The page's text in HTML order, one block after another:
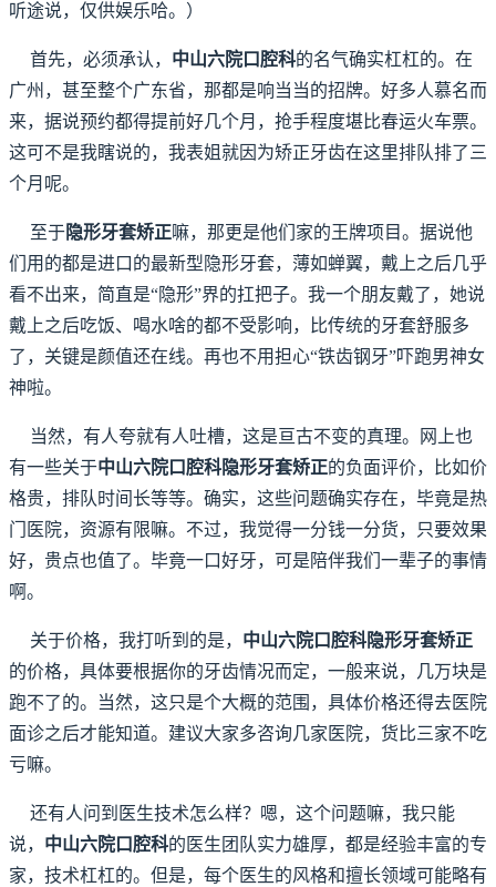
听途说，仅供娱乐哈。）
首先，必须承认， 中山六院口腔科的名气确实杠杠的。在
广州，甚至整个广东省，那都是响当当的招牌。好多人慕名而
来，据说预约都得提前好几个月，抢手程度堪比春运火车票。
这可不是我瞎说的，我表姐就因为矫正牙齿在这里排队排了三
个月呢。
至于隐形牙套矫正嘛，那更是他们家的王牌项目。据说他
们用的都是进口的最新型隐形牙套，薄如蝉翼，戴上之后几乎
看不出来，简直是“隐形”界的扛把子。我一个朋友戴了，她说
戴上之后吃饭、喝水啥的都不受影响，比传统的牙套舒服多
了，关键是颜值还在线。再也不用担心“铁齿钢牙”吓跑男神女
神啦。
当然，有人夸就有人吐槽，这是亘古不变的真理。网上也
有一些关于中山六院口腔科隐形牙套矫正的负面评价，比如价
格贵，排队时间长等等。确实，这些问题确实存在，毕竟是热
门医院，资源有限嘛。不过，我觉得一分钱一分货，只要效果
好，贵点也值了。毕竟一口好牙，可是陪伴我们一辈子的事情
啊。
关于价格，我打听到的是， 中山六院口腔科隐形牙套矫正
的价格，具体要根据你的牙齿情况而定，一般来说，几万块是
跑不了的。当然，这只是个大概的范围，具体价格还得去医院
面诊之后才能知道。建议大家多咨询几家医院，货比三家不吃
亏嘛。
还有人问到医生技术怎么样？嗯，这个问题嘛，我只能
说， 中山六院口腔科的医生团队实力雄厚，都是经验丰富的专
家，技术杠杠的。但是，每个医生的风格和擅长领域可能略有